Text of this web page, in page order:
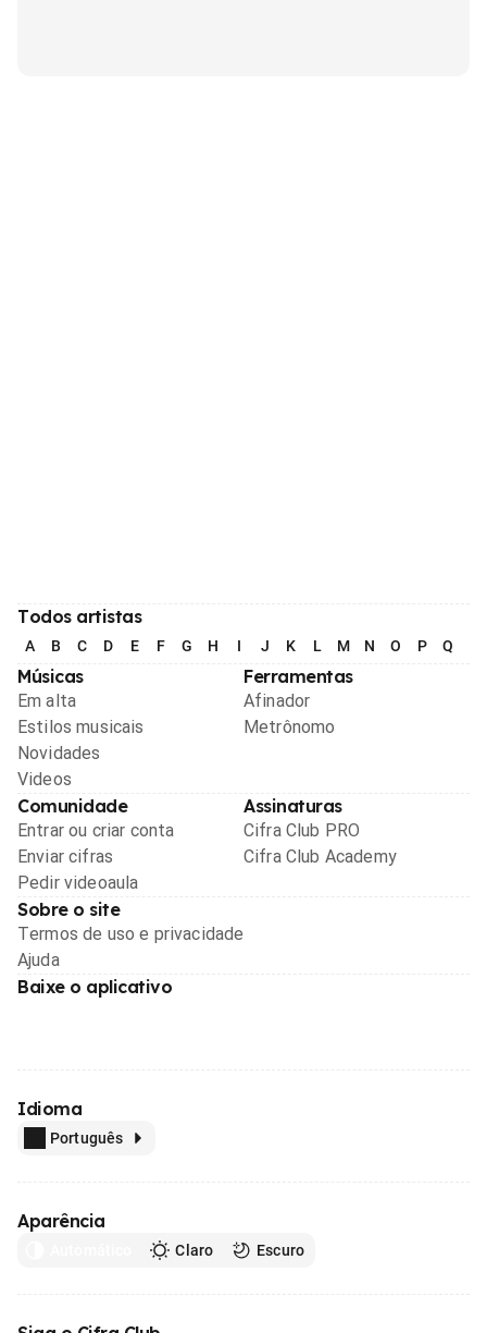
Todos artistas
A B C D E F G H I J K L M N O P Q
Músicas
Em alta
Estilos musicais
Novidades
Videos
Ferramentas
Afinador
Metrônomo
Comunidade
Entrar ou criar conta
Enviar cifras
Pedir videoaula
Assinaturas
Cifra Club PRO
Cifra Club Academy
Sobre o site
Termos de uso e privacidade
Ajuda
Baixe o aplicativo
Idioma
Português
Aparência
Claro Escuro